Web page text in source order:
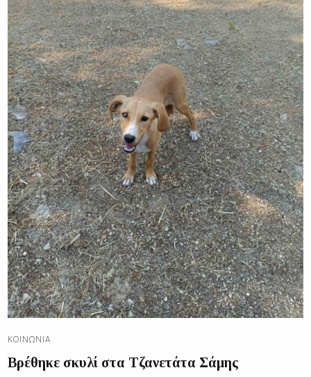
ΚΟΙΝΩΝΊΑ
Βρέθηκε σκυλί στα Τζανετάτα Σάμης